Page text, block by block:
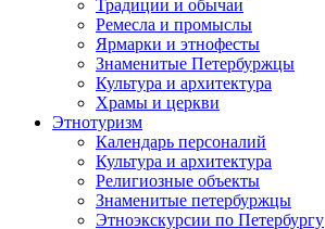
Традиции и обычаи
Ремесла и промыслы
Ярмарки и этнофесты
Знаменитые Петербуржцы
Культура и архитектура
Храмы и церкви
Этнотуризм
Календарь персоналий
Культура и архитектура
Религиозные объекты
Знаменитые петербуржцы
Этноэкскурсии по Петербургу